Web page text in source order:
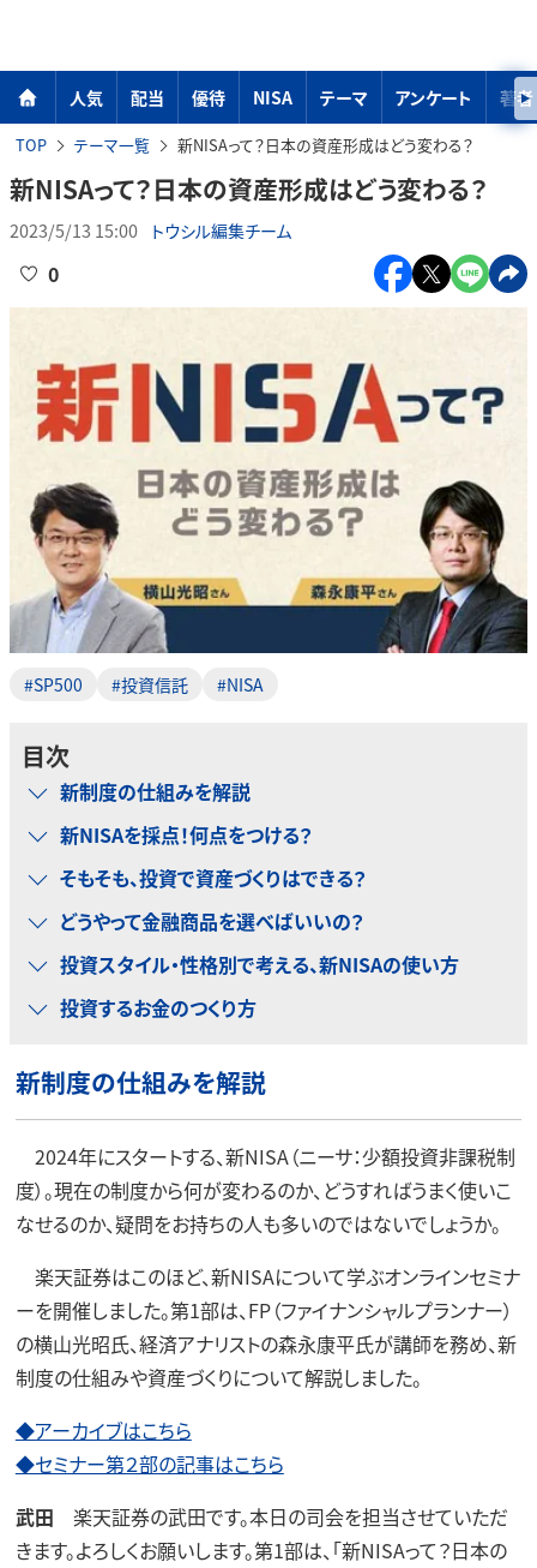
人気 配当 優待 NISA テーマ アンケート 著者
TOP テーマ一覧 新NISAって？日本の資産形成はどう変わる？
新NISAって？日本の資産形成はどう変わる？
2023/5/13 15:00 トウシル編集チーム
0
#SP500 #投資信託 #NISA
目次
新制度の仕組みを解説
新NISAを採点！何点をつける？
そもそも、投資で資産づくりはできる？
どうやって金融商品を選べばいいの？
投資スタイル・性格別で考える、新NISAの使い方
投資するお金のつくり方
新制度の仕組みを解説
2024年にスタートする、新NISA（ニーサ：少額投資非課税制
度）。現在の制度から何が変わるのか、どうすればうまく使いこ
なせるのか、疑問をお持ちの人も多いのではないでしょうか。
楽天証券はこのほど、新NISAについて学ぶオンラインセミナ
ーを開催しました。第1部は、FP（ファイナンシャルプランナー）
の横山光昭氏、経済アナリストの森永康平氏が講師を務め、新
制度の仕組みや資産づくりについて解説しました。
◆アーカイブはこちら
◆セミナー第２部の記事はこちら
武田 楽天証券の武田です。本日の司会を担当させていただ
きます。よろしくお願いします。第1部は、「新NISAって？日本の